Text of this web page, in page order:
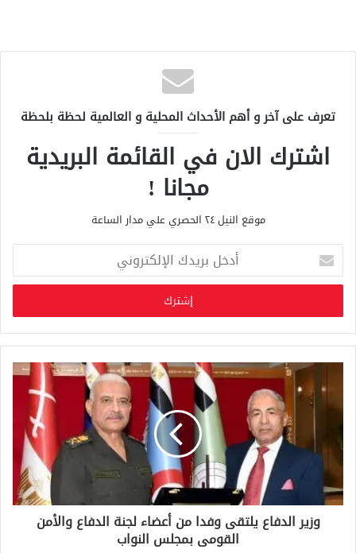
تعرف على آخر و أهم الأحداث المحلية و العالمية لحظة بلحظة
اشترك الان في القائمة البريدية
مجانا !
موقع النيل ٢٤ الحصري علي مدار الساعة
خ
ب
ر
ي
د
ل
إ
ل
ك
ت
ر
وزير الدفاع يلتقى وفدا من أعضاء لجنة الدفاع والأمن
القومى بمجلس النواب